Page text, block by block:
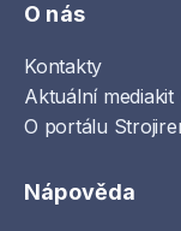
O nás
Kontakty
Aktuální mediakit
O portálu
Nápověda